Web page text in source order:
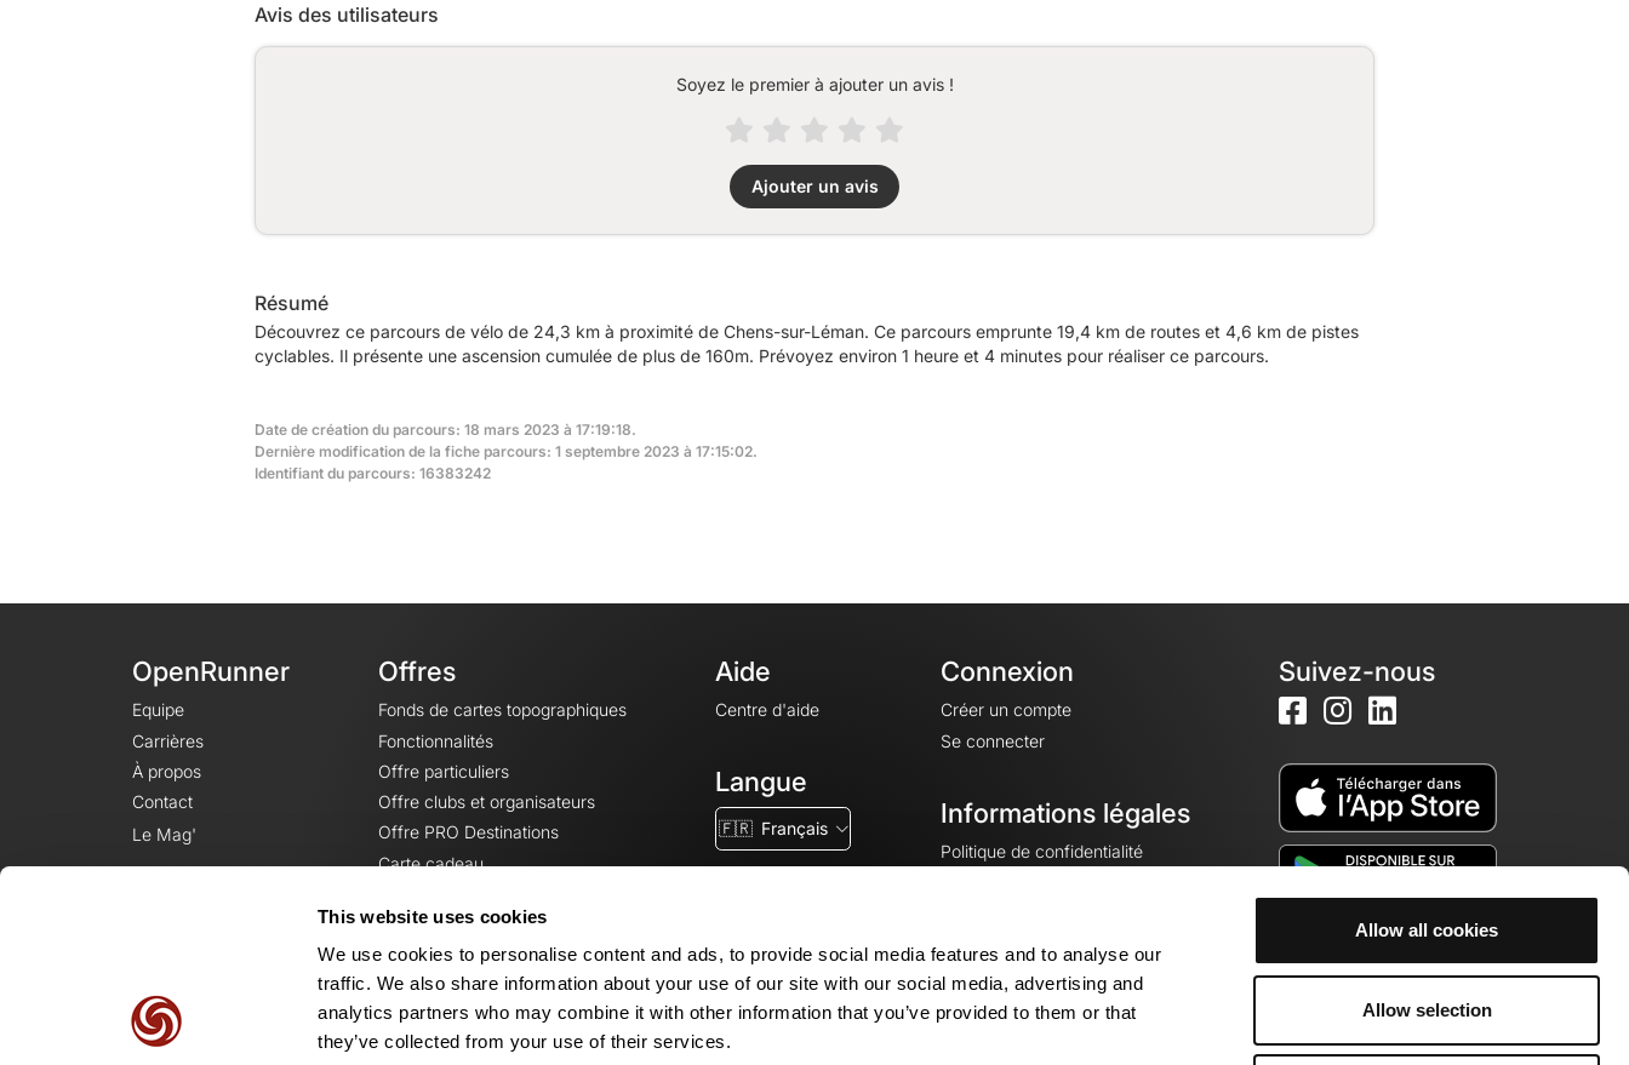
This website uses cookies
We use cookies to personalise content and ads, to provide social media features and to analyse our
traffic. We also share information about your use of our site with our social media, advertising and
analytics partners who may combine it with other information that you’ve provided to them or that
they’ve collected from your use of their services.
Allow all cookies
Allow selection
Avis des utilisateurs
Soyez le premier à ajouter un avis !
Ajouter un avis
Résumé
Découvrez ce parcours de vélo de 24,3 km à proximité de Chens-sur-Léman. Ce parcours emprunte 19,4 km de routes et 4,6 km de pistes
cyclables. Il présente une ascension cumulée de plus de 160m. Prévoyez environ 1 heure et 4 minutes pour réaliser ce parcours.
Date de création du parcours: 18 mars 2023 à 17:19:18.
Dernière modification de la fiche parcours: 1 septembre 2023 à 17:15:02.
Identifiant du parcours: 16383242
OpenRunner
Equipe
Carrières
À propos
Contact
Le Mag'
Offres
Fonds de cartes topographiques
Fonctionnalités
Offre particuliers
Offre clubs et organisateurs
Offre PRO Destinations
Carte cadeau
Aide
Centre d'aide
Langue
🇫🇷 Français
Connexion
Créer un compte
Se connecter
Informations légales
Politique de confidentialité
Mentions légales
Paramètres des cookies
Suivez-nous